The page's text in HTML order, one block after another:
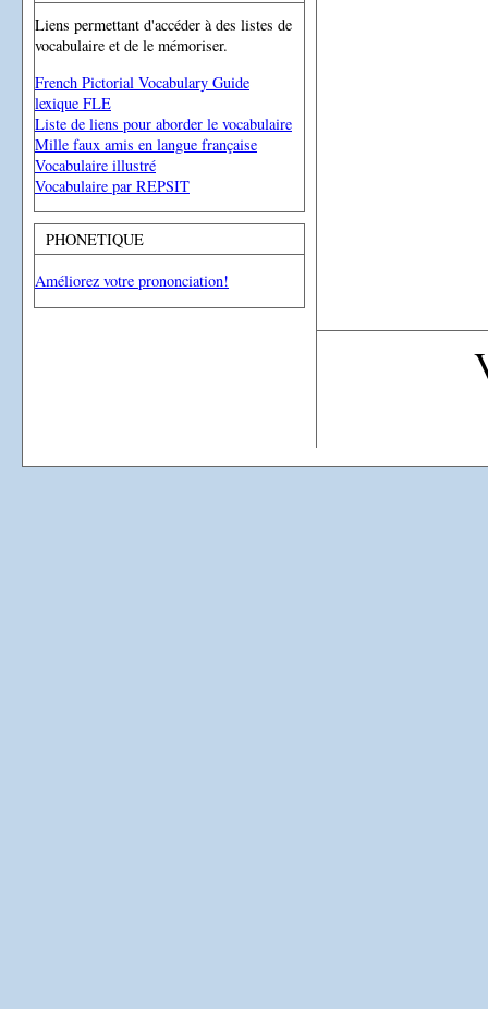
Liens permettant d'accéder à des listes de
vocabulaire et de le mémoriser.
French Pictorial Vocabulary Guide
lexique FLE
Liste de liens pour aborder le vocabulaire
Mille faux amis en langue française
Vocabulaire illustré
Vocabulaire par REPSIT
PHONETIQUE
Améliorez votre prononciation!